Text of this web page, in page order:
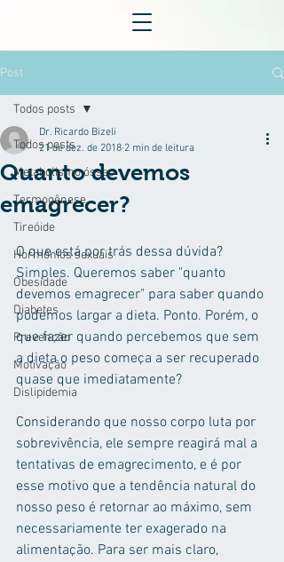
Post
Todos posts
Metabolismo ósseo
Termogênese
Tireóide
Hormônios sexuais
Obesidade
Diabetes
Prevenção
Motivação
Dislipidemia
Todos posts
Quanto devemos
emagrecer?
Dr. Ricardo Bizeli
21 de dez. de 2018 2 min de leitura
O que está por trás dessa dúvida?
Simples. Queremos saber "quanto
devemos emagrecer" para saber quando
podemos largar a dieta. Ponto. Porém, o
que fazer quando percebemos que sem
a dieta o peso começa a ser recuperado
quase que imediatamente?
Considerando que nosso corpo luta por
sobrevivência, ele sempre reagirá mal a
tentativas de emagrecimento, e é por
esse motivo que a tendência natural do
nosso peso é retornar ao máximo, sem
necessariamente ter exagerado na
alimentação. Para ser mais claro,